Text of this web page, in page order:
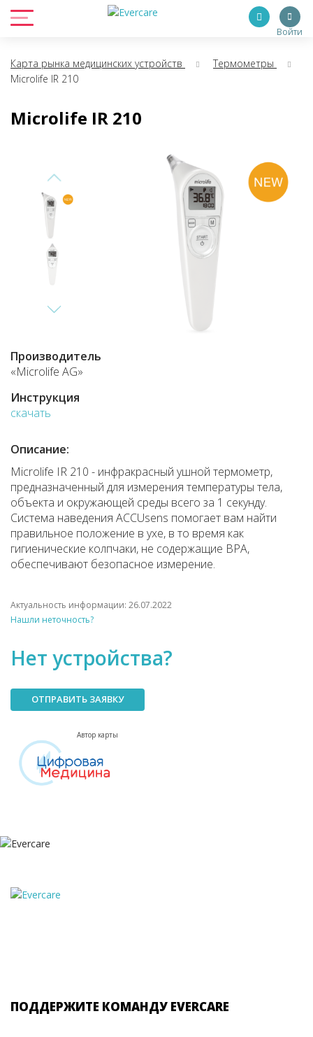
Войти
Карта рынка медицинских устройств
Термометры
Microlife IR 210
Microlife IR 210
Производитель
«Microlife AG»
Инструкция
скачать
Описание:
Microlife IR 210 - инфракрасный ушной термометр,
предназначенный для измерения температуры тела,
объекта и окружающей среды всего за 1 секунду.
Система наведения ACCUsens помогает вам найти
правильное положение в ухе, в то время как
гигиенические колпчаки, не содержащие BPA,
обеспечивают безопасное измерение.
Актуальность информации: 26.07.2022
Нашли неточность?
Нет устройства?
ОТПРАВИТЬ ЗАЯВКУ
Автор карты
ПОДДЕРЖИТЕ КОМАНДУ EVERCARE